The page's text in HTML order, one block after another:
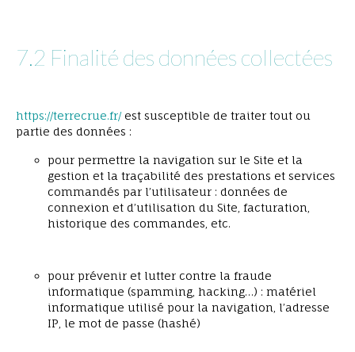
7.2 Finalité des données collectées
https://terrecrue.fr/est susceptible de traiter tout ou
partie des données :
pour permettre la navigation sur le Site et la
gestion et la traçabilité des prestations et services
commandés par l’utilisateur : données de
connexion et d’utilisation du Site, facturation,
historique des commandes, etc.
pour prévenir et lutter contre la fraude
informatique (spamming, hacking…) : matériel
informatique utilisé pour la navigation, l’adresse
IP, le mot de passe (hashé)